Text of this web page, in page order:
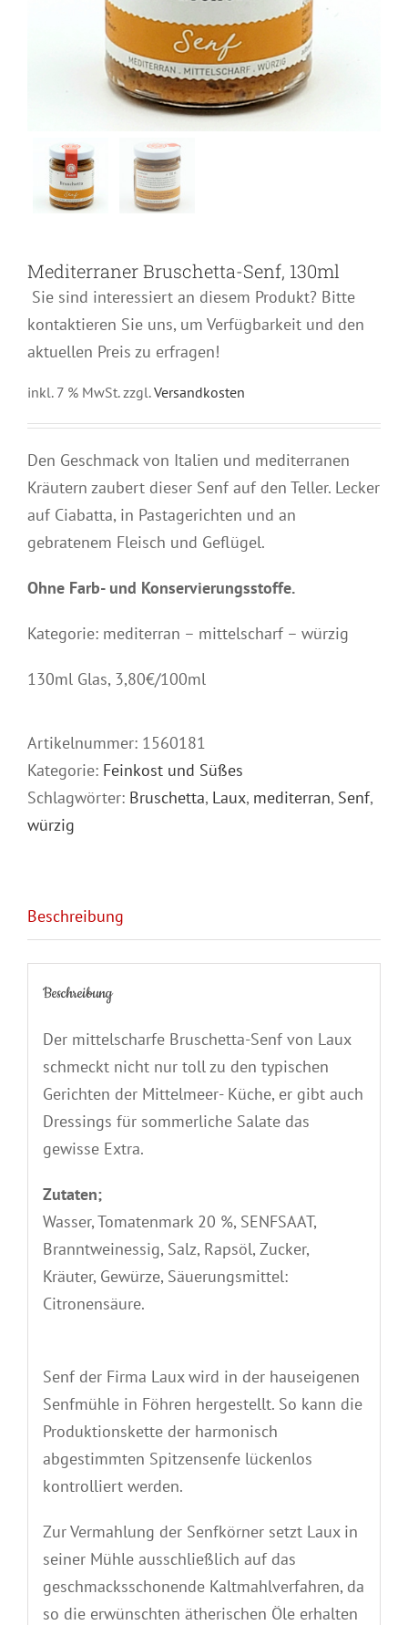
Mediterraner Bruschetta-Senf, 130ml
Sie sind interessiert an diesem Produkt? Bitte
kontaktieren Sie uns, um Verfügbarkeit und den
aktuellen Preis zu erfragen!
inkl. 7 % MwSt. zzgl.Versandkosten
Den Geschmack von Italien und mediterranen
Kräutern zaubert dieser Senf auf den Teller. Lecker
auf Ciabatta, in Pastagerichten und an
gebratenem Fleisch und Geflügel.
Ohne Farb- und Konservierungsstoffe.
Kategorie: mediterran – mittelscharf – würzig
130ml Glas, 3,80€/100ml
Artikelnummer: 1560181
Kategorie: Feinkost und Süßes
Schlagwörter: Bruschetta, Laux, mediterran, Senf,
würzig
Beschreibung
Beschreibung
Der mittelscharfe Bruschetta-Senf von Laux
schmeckt nicht nur toll zu den typischen
Gerichten der Mittelmeer- Küche, er gibt auch
Dressings für sommerliche Salate das
gewisse Extra.
Zutaten;
Wasser, Tomatenmark 20 %, SENFSAAT,
Branntweinessig, Salz, Rapsöl, Zucker,
Kräuter, Gewürze, Säuerungsmittel:
Citronensäure.
Senf der Firma Laux wird in der hauseigenen
Senfmühle in Föhren hergestellt. So kann die
Produktionskette der harmonisch
abgestimmten Spitzensenfe lückenlos
kontrolliert werden.
Zur Vermahlung der Senfkörner setzt Laux in
seiner Mühle ausschließlich auf das
geschmacksschonende Kaltmahlverfahren, da
so die erwünschten ätherischen Öle erhalten